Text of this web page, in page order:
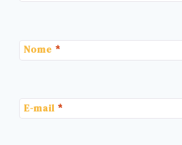
Nome *
E-mail *